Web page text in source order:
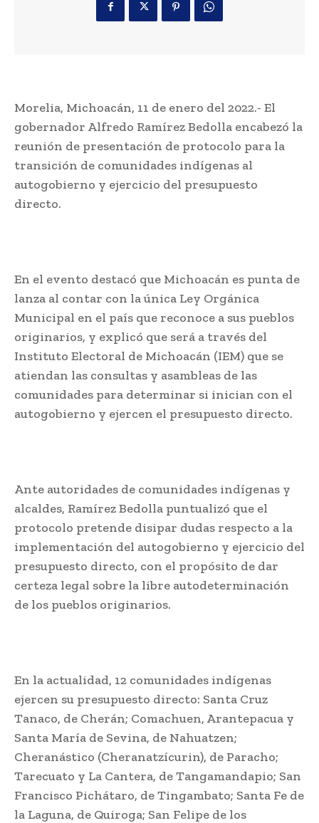
Morelia, Michoacán, 11 de enero del 2022.- El
gobernador Alfredo Ramírez Bedolla encabezó la
reunión de presentación de protocolo para la
transición de comunidades indígenas al
autogobierno y ejercicio del presupuesto
directo.
En el evento destacó que Michoacán es punta de
lanza al contar con la única Ley Orgánica
Municipal en el país que reconoce a sus pueblos
originarios, y explicó que será a través del
Instituto Electoral de Michoacán (IEM) que se
atiendan las consultas y asambleas de las
comunidades para determinar si inician con el
autogobierno y ejercen el presupuesto directo.
Ante autoridades de comunidades indígenas y
alcaldes, Ramírez Bedolla puntualizó que el
protocolo pretende disipar dudas respecto a la
implementación del autogobierno y ejercicio del
presupuesto directo, con el propósito de dar
certeza legal sobre la libre autodeterminación
de los pueblos originarios.
En la actualidad, 12 comunidades indígenas
ejercen su presupuesto directo: Santa Cruz
Tanaco, de Cherán; Comachuen, Arantepacua y
Santa María de Sevina, de Nahuatzen;
Cheranástico (Cheranatzícurin), de Paracho;
Tarecuato y La Cantera, de Tangamandapio; San
Francisco Pichátaro, de Tingambato; Santa Fe de
la Laguna, de Quiroga; San Felipe de los